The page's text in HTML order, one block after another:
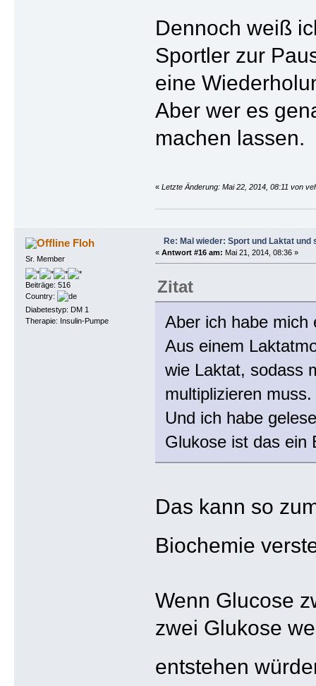
Dennoch weiß
Sportler zur
eine
Aber wer es
machen lassen.
« Letzte Änderung: Mai 22, 2014, 08:11 von
Floh
Sr. Member
Beiträge: 516
Country:
Diabetestyp: DM 1
Therapie: Insulin-Pumpe
Re: Mal wieder: Sport und Laktat und
« Antwort #16 am: Mai 21, 2014, 08:36 »
Zitat
Aber ich habe mich
Aus einem
wie Laktat, sodass
multiplizieren muss.
Und ich habe
Glukose ist das ein
Das kann so
Biochemie
Wenn Glucose
zwei Glukose
entstehen